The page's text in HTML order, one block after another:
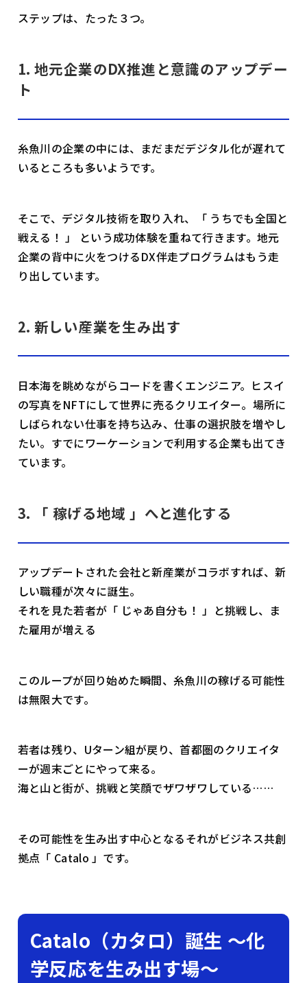
ステップは、たった３つ。
1. 地元企業のDX推進と意識のアップデー
ト
糸魚川の企業の中には、まだまだデジタル化が遅れて
いるところも多いようです。
そこで、デジタル技術を取り入れ、「 うちでも全国と
戦える！ 」 という成功体験を重ねて行きます。地元
企業の背中に火をつけるDX伴走プログラムはもう走
り出しています。
2. 新しい産業を生み出す
日本海を眺めながらコードを書くエンジニア。ヒスイ
の写真をNFTにして世界に売るクリエイター。場所に
しばられない仕事を持ち込み、仕事の選択肢を増やし
たい。すでにワーケーションで利用する企業も出てき
ています。
3. 「 稼げる地域 」へと進化する
アップデートされた会社と新産業がコラボすれば、新
しい職種が次々に誕生。
それを見た若者が「 じゃあ自分も！ 」と挑戦し、ま
た雇用が増える――
このループが回り始めた瞬間、糸魚川の稼げる可能性
は無限大です。
若者は残り、Uターン組が戻り、首都圏のクリエイタ
ーが週末ごとにやって来る。
海と山と街が、挑戦と笑顔でザワザワしている……
その可能性を生み出す中心となる――それがビジネス共創
拠点「 Catalo 」です。
Catalo（カタロ）誕生 〜化
学反応を生み出す場〜